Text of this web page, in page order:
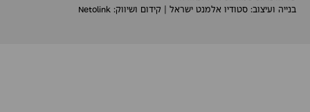
בנייה ועיצוב: סטודיו אלמנט ישראל | קידום ושיווק: Netolink